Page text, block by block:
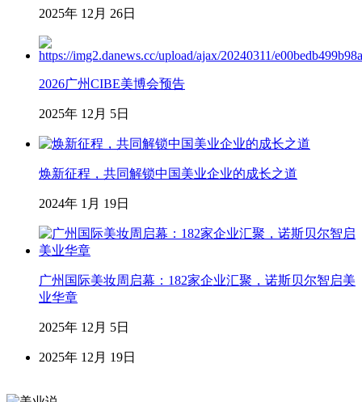
2025年 12月 26日
2026广州CIBE美博会预告
2025年 12月 5日
焕新征程，共同解锁中国美业企业的成长之道
2024年 1月 19日
广州国际美妆周启幕：182家企业汇聚，诺斯贝尔智启美
业华章
2025年 12月 5日
2025年 12月 19日